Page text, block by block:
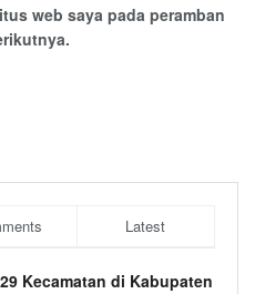
web saya pada peramban
Latest
Kecamatan di Kabupaten